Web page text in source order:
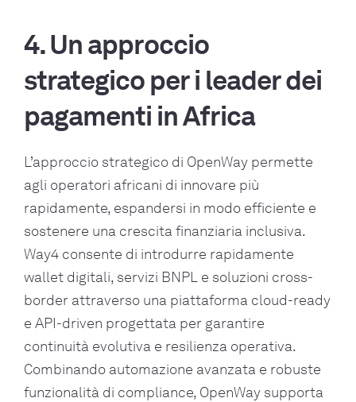
4. Un approccio
strategico per i leader dei
pagamenti in Africa
L’approccio strategico di OpenWay permette
agli operatori africani di innovare più
rapidamente, espandersi in modo efficiente e
sostenere una crescita finanziaria inclusiva.
Way4 consente di introdurre rapidamente
wallet digitali, servizi BNPL e soluzioni cross-
border attraverso una piattaforma cloud-ready
e API-driven progettata per garantire
continuità evolutiva e resilienza operativa.
Combinando automazione avanzata e robuste
funzionalità di compliance, OpenWay supporta